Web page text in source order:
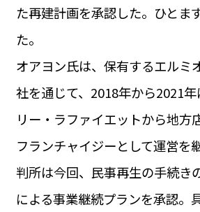
LIFE STYLE
ビジネス・キャリア
INFOS PRATIQUES
TAG
タグ
#パリ
#お土産 #トリビア
#データで
#フランスの教育制度
#アプリ
#いざと
お問い合
サイトポ
た再建計画を承認した。ひとま
た。
オアヨン氏は、保有するエルミ
社を通じて、2018年から2021
リー・ラファイエットから地方
フランチャイジーとして運営を
判所は今回、民事再生の手続き
による事業継続プランを承認。